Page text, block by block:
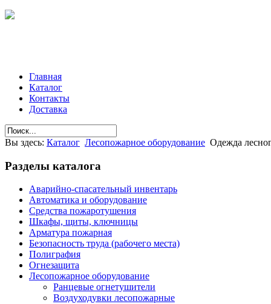
Главная
Каталог
Контакты
Доставка
Вы здесь: Каталог Лесопожарное оборудование Одежда
Разделы каталога
Аварийно-спасательный инвентарь
Автоматика и оборудование
Средства пожаротушения
Шкафы, щиты, ключницы
Арматура пожарная
Безопасность труда (рабочего места)
Полиграфия
Огнезащита
Лесопожарное оборудование
Ранцевые огнетушители
Воздуходувки лесопожарные